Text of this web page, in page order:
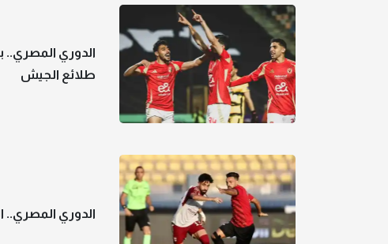
الدوري المصري..
طلائع الجيش
الدوري المصري..